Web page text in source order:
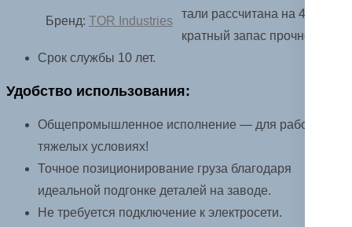
Бренд: TOR Industries
тали рассчитана на 4х
кратный запас прочности.
Срок службы 10 лет.
Удобство использования:
Общепромышленное исполнение — для работы в
тяжелых условиях!
Точное позиционирование груза благодаря
идеальной подгонке деталей на заводе.
Не требуется подключение к электросети.